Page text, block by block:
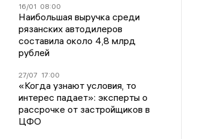
16/01 08:00
Наибольшая выручка среди
рязанских автодилеров
составила около 4,8 млрд
рублей
27/07 17:00
«Когда узнают условия, то
интерес падает»: эксперты о
рассрочке от застройщиков в
ЦФО